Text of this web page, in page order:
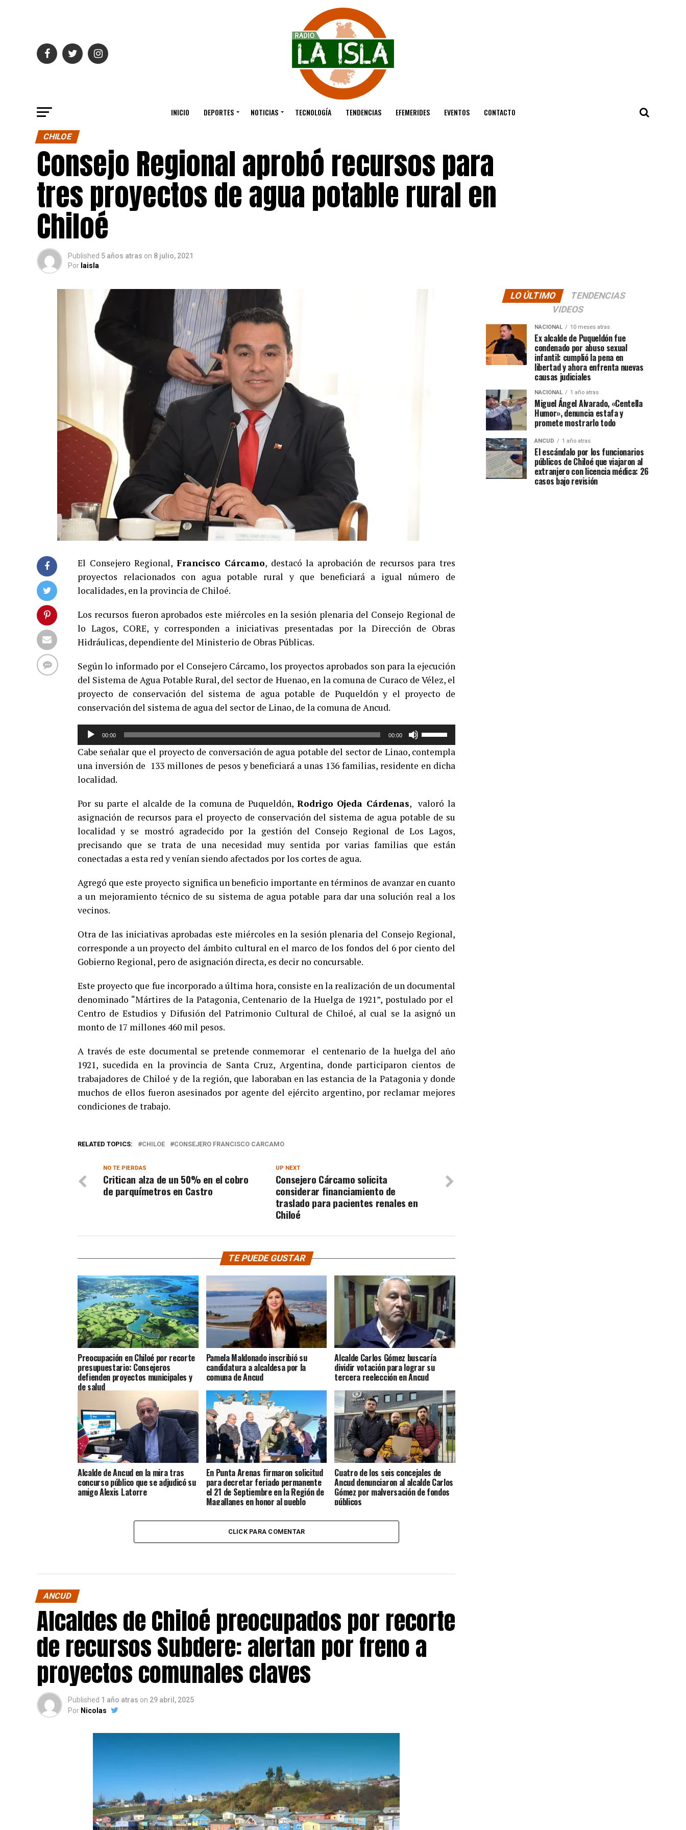
INICIO DEPORTES NOTICIAS TECNOLOGÍA TENDENCIAS EFEMERIDES EVENTOS CONTACTO
CHILOE
Consejo Regional aprobó recursos para
tres proyectos de agua potable rural en
Chiloé
Published 5 años atras on 8 julio, 2021
Por laisla
El Consejero Regional, Francisco Cárcamo, destacó la aprobación de recursos para tres
proyectos relacionados con agua potable rural y que beneficiará a igual número de
localidades, en la provincia de Chiloé.
Los recursos fueron aprobados este miércoles en la sesión plenaria del Consejo Regional de
lo Lagos, CORE, y corresponden a iniciativas presentadas por la Dirección de Obras
Hidráulicas, dependiente del Ministerio de Obras Públicas.
Según lo informado por el Consejero Cárcamo, los proyectos aprobados son para la ejecución
del Sistema de Agua Potable Rural, del sector de Huenao, en la comuna de Curaco de Vélez, el
proyecto de conservación del sistema de agua potable de Puqueldón y el proyecto de
conservación del sistema de agua del sector de Linao, de la comuna de Ancud.
Reproductor
audio
00:00 00:00
teclas
de
para
aumentar
o
disminuir
Cabe señalar que el proyecto de conversación de agua potable del sector de Linao, contempla
una inversión de 133 millones de pesos y beneficiará a unas 136 familias, residente en dicha
localidad.
Por su parte el alcalde de la comuna de Puqueldón, Rodrigo Ojeda Cárdenas, valoró la
asignación de recursos para el proyecto de conservación del sistema de agua potable de su
localidad y se mostró agradecido por la gestión del Consejo Regional de Los Lagos,
precisando que se trata de una necesidad muy sentida por varias familias que están
conectadas a esta red y venían siendo afectados por los cortes de agua.
Agregó que este proyecto significa un beneficio importante en términos de avanzar en cuanto
a un mejoramiento técnico de su sistema de agua potable para dar una solución real a los
vecinos.
Otra de las iniciativas aprobadas este miércoles en la sesión plenaria del Consejo Regional,
corresponde a un proyecto del ámbito cultural en el marco de los fondos del 6 por ciento del
Gobierno Regional, pero de asignación directa, es decir no concursable.
Este proyecto que fue incorporado a última hora, consiste en la realización de un documental
denominado “Mártires de la Patagonia, Centenario de la Huelga de 1921”, postulado por el
Centro de Estudios y Difusión del Patrimonio Cultural de Chiloé, al cual se la asignó un
monto de 17 millones 460 mil pesos.
A través de este documental se pretende conmemorar el centenario de la huelga del año
1921, sucedida en la provincia de Santa Cruz, Argentina, donde participaron cientos de
trabajadores de Chiloé y de la región, que laboraban en las estancia de la Patagonia y donde
muchos de ellos fueron asesinados por agente del ejército argentino, por reclamar mejores
condiciones de trabajo.
RELATED TOPICS: CHILOE CONSEJERO FRANCISCO CARCAMO
UP NEXT
Consejero Cárcamo solicita
considerar financiamiento de
traslado para pacientes renales en
Chiloé
NO TE PIERDAS
Critican alza de un 50% en el cobro
de parquímetros en Castro
TE PUEDE GUSTAR
Preocupación en Chiloé por recorte
presupuestario: Consejeros
defienden proyectos municipales y
de salud
Pamela Maldonado inscribió su
candidatura a alcaldesa por la
comuna de Ancud
Alcalde Carlos Gómez buscaría
dividir votación para lograr su
tercera reelección en Ancud
Alcalde de Ancud en la mira tras
concurso público que se adjudicó su
amigo Alexis Latorre
En Punta Arenas firmaron solicitud
para decretar feriado permanente
el 21 de Septiembre en la Región de
Magallanes en honor al pueblo
Cuatro de los seis concejales de
Ancud denunciaron al alcalde Carlos
Gómez por malversación de fondos
públicos
CLICK PARA COMENTAR
ANCUD
Alcaldes de Chiloé preocupados por recorte
de recursos Subdere: alertan por freno a
proyectos comunales claves
Published 1 año atras on 29 abril, 2025
Por Nicolas
LO ÚLTIMO
TENDENCIAS
VIDEOS
NACIONAL 10 meses atras
Ex alcalde de Puqueldón fue
condenado por abuso sexual
infantil: cumplió la pena en
libertad y ahora enfrenta nuevas
causas judiciales
NACIONAL 1 año atras
Miguel Ángel Alvarado, «Centella
Humor», denuncia estafa y
promete mostrarlo todo
ANCUD 1 año atras
El escándalo por los funcionarios
públicos de Chiloé que viajaron al
extranjero con licencia médica: 26
casos bajo revisión